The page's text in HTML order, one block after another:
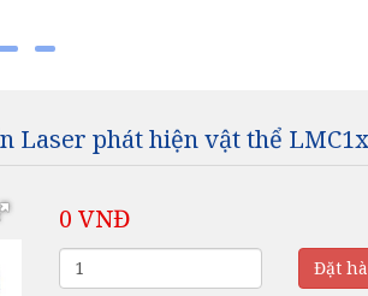
Laser phát hiện vật thể
0 VNĐ
Đặt